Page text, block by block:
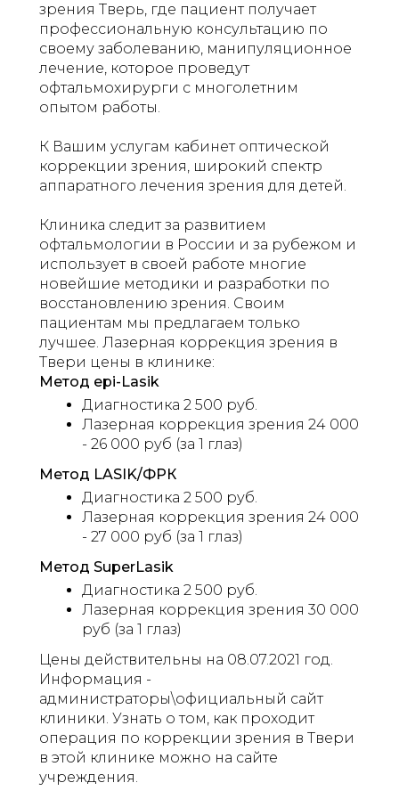
зрения Тверь, где пациент получает
профессиональную консультацию по
своему заболеванию, манипуляционное
лечение, которое проведут
офтальмохирурги с многолетним
опытом работы.
К Вашим услугам кабинет оптической
коррекции зрения, широкий спектр
аппаратного лечения зрения для детей.
Клиника следит за развитием
офтальмологии в России и за рубежом и
использует в своей работе многие
новейшие методики и разработки по
восстановлению зрения. Своим
пациентам мы предлагаем только
лучшее. Лазерная коррекция зрения в
Твери цены в клинике:
Метод epi-Lasik
Диагностика 2 500 руб.
Лазерная коррекция зрения 24 000
- 26 000 руб (за 1 глаз)
Метод LASIK/ФРК
Диагностика 2 500 руб.
Лазерная коррекция зрения 24 000
- 27 000 руб (за 1 глаз)
Метод SuperLasik
Диагностика 2 500 руб.
Лазерная коррекция зрения 30 000
руб (за 1 глаз)
Цены действительны на 08.07.2021 год.
Информация -
администраторы\официальный сайт
клиники. Узнать о том, как проходит
операция по коррекции зрения в Твери
в этой клинике можно на сайте
учреждения.